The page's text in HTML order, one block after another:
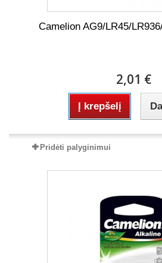
Camelion AG9/LR45/
2,01 €
Į krepšelį
Pridėti palyginimui